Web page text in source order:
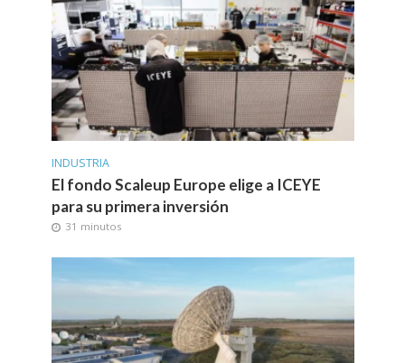
INDUSTRIA
El fondo Scaleup Europe elige a ICEYE
para su primera inversión
31 minutos